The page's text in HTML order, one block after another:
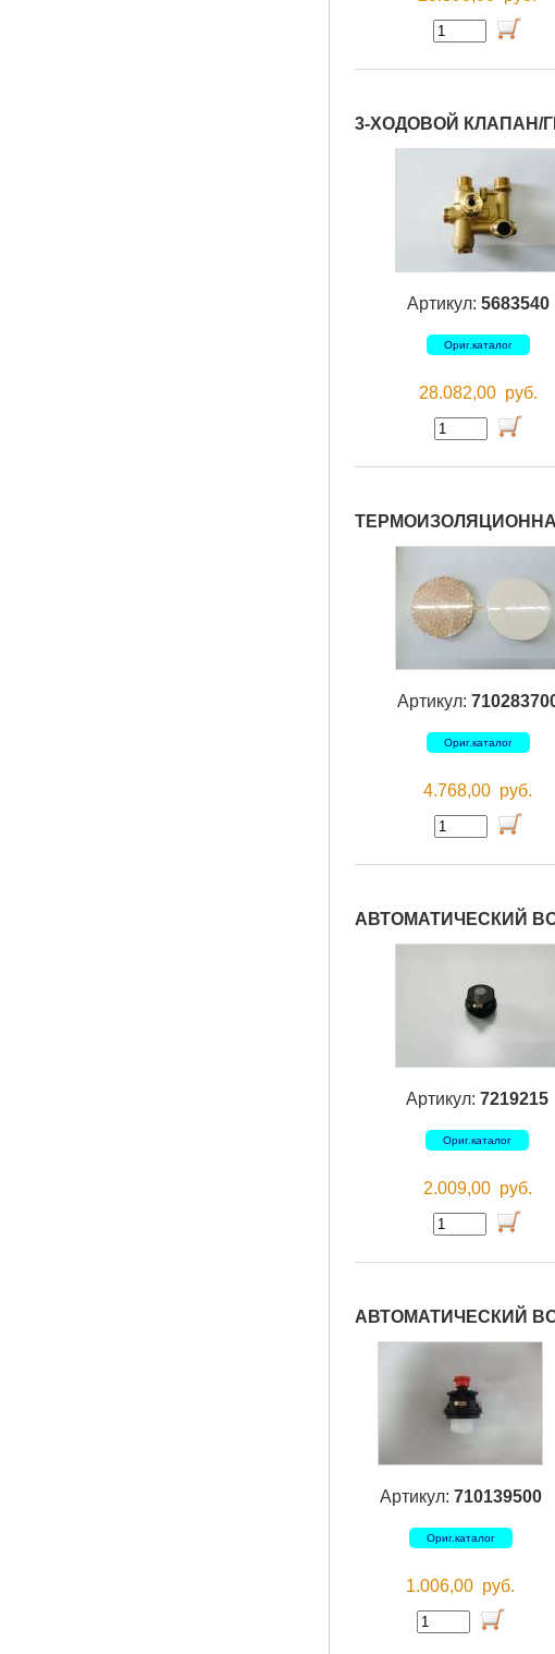
3-ХОДОВОЙ КЛАПАН/
Артикул: 5683540
Ориг.каталог
28.082,00 руб.
Артикул:
Ориг.каталог
4.768,00 руб.
АВТОМАТИЧЕСКИЙ
Артикул: 7219215
Ориг.каталог
2.009,00 руб.
АВТОМАТИЧЕСКИЙ
Артикул: 710139500
Ориг.каталог
1.006,00 руб.